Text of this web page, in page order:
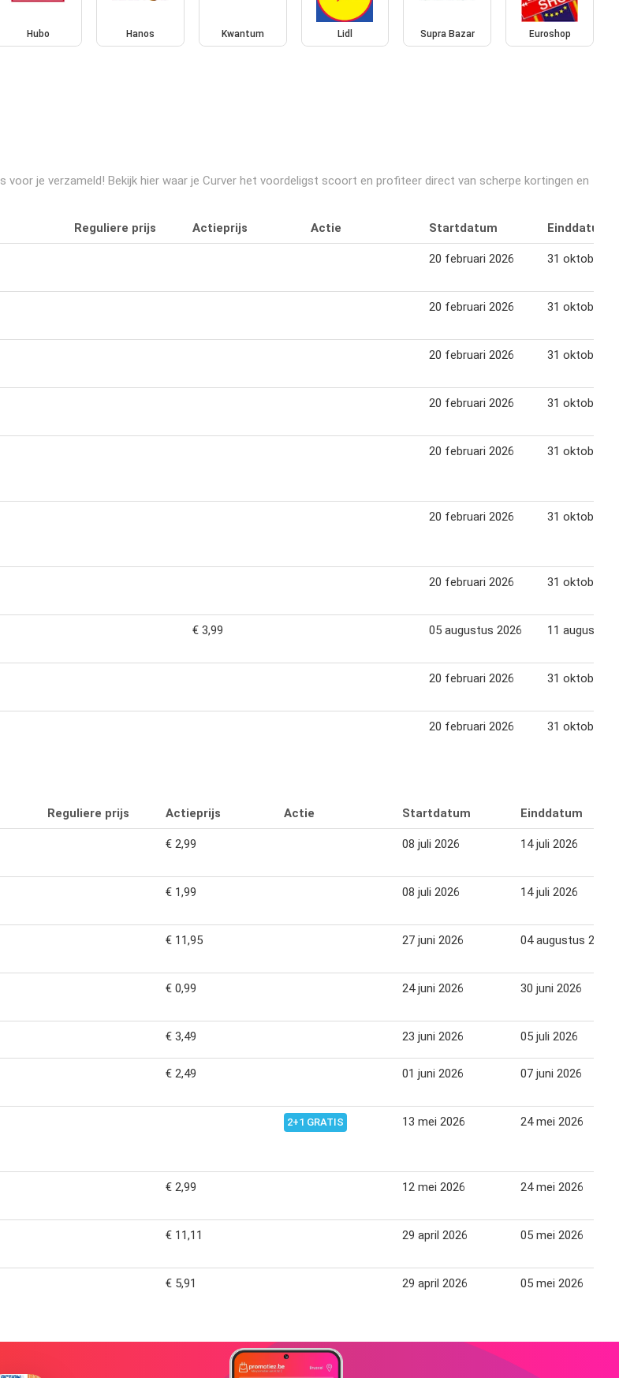
Hubo Hanos Kwantum Lidl Supra Bazar Euroshop
je verzameld! Bekijk hier waar je Curver het voordeligst scoort en profiteer direct van scherpe kortingen en
Reguliere prijs Actieprijs Actie Startdatum Einddatum
20 februari 2026 31 oktober
20 februari 2026 31 oktober
20 februari 2026 31 oktober
20 februari 2026 31 oktober
20 februari 2026 31 oktober
20 februari 2026 31 oktober
20 februari 2026 31 oktober
€ 3,99 05 augustus 2026 11 augustus
20 februari 2026 31 oktober
20 februari 2026 31 oktober
Reguliere prijs Actieprijs Actie Startdatum Einddatum
€ 2,99 08 juli 2026 14 juli 2026
€ 1,99 08 juli 2026 14 juli 2026
€ 11,95 27 juni 2026 04 augustus 2026
€ 0,99 24 juni 2026 30 juni 2026
€ 3,49 23 juni 2026 05 juli 2026
€ 2,49 01 juni 2026 07 juni 2026
2+1 GRATIS 13 mei 2026 24 mei 2026
€ 2,99 12 mei 2026 24 mei 2026
€ 11,11 29 april 2026 05 mei 2026
€ 5,91 29 april 2026 05 mei 2026